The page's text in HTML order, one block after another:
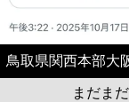
鳥取県関西本部大
まだま